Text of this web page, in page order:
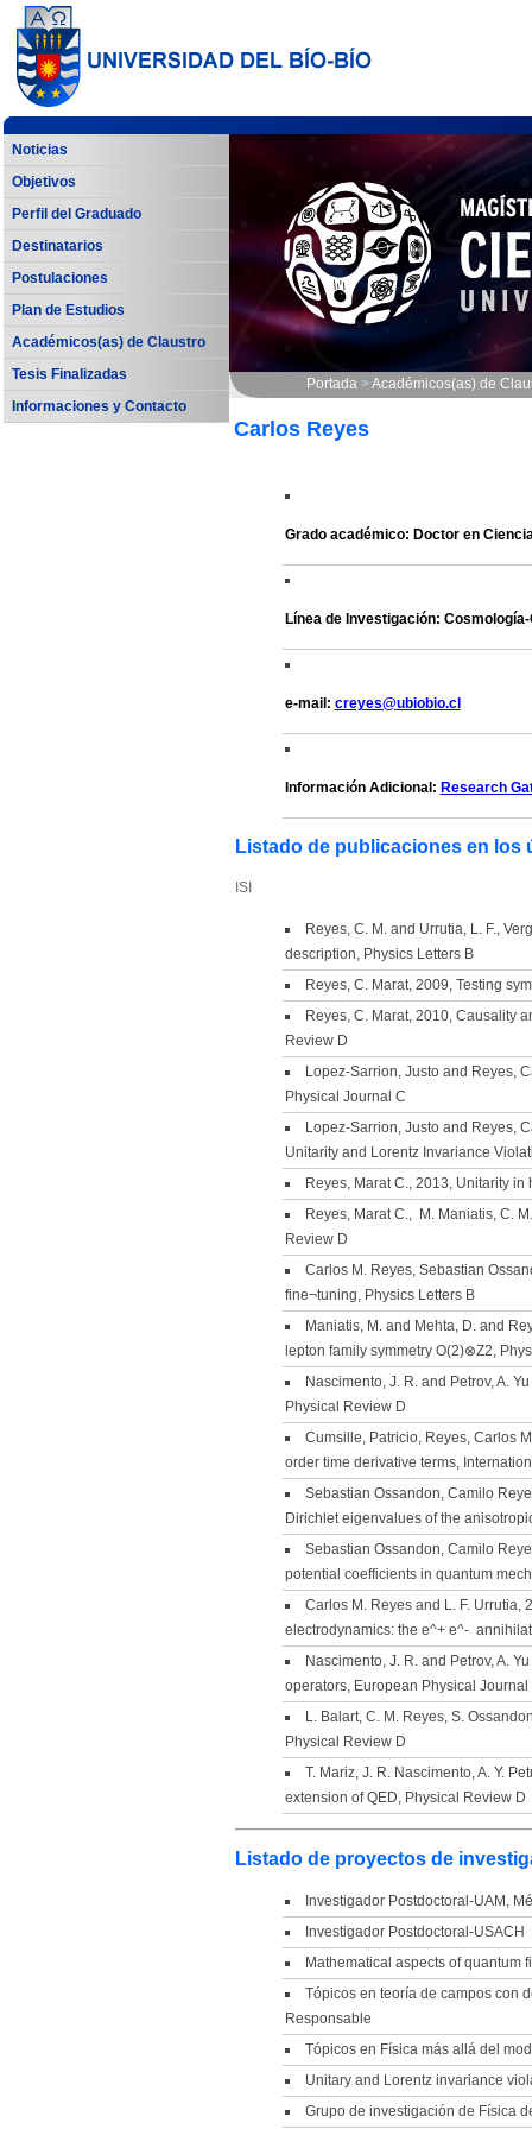
Noticias
Objetivos
Perfil del Graduado
Destinatarios
Postulaciones
Plan de Estudios
Académicos(as) de Claustro
Tesis Finalizadas
Informaciones y Contacto
Portada >Académicos(as) de
Carlos Reyes
Grado académico: Doctor en
Línea de Investigación:
e-mail: creyes@ubiobio.cl
Información Adicional: Research
Listado de publicaciones en los
ISI
Reyes, C. M. and Urrutia, L. F.,
description, Physics Letters B
Reyes, C. Marat, 2009, Testing
Reyes, C. Marat, 2010, Causality
Review D
Lopez-Sarrion, Justo and Reyes,
Physical Journal C
Lopez-Sarrion, Justo and Reyes,
Unitarity and Lorentz Invariance
Reyes, Marat C., 2013, Unitarity
Reyes, Marat C., M. Maniatis, C.
Review D
Carlos M. Reyes, Sebastian
fine¬tuning, Physics Letters B
Maniatis, M. and Mehta, D. and
lepton family symmetry O(2)⊗Z2,
Nascimento, J. R. and Petrov, A.
Physical Review D
Cumsille, Patricio, Reyes, Carlos
order time derivative terms,
Sebastian Ossandon, Camilo
Dirichlet eigenvalues of the
Sebastian Ossandon, Camilo
potential coefficients in quantum
Carlos M. Reyes and L. F. Urrutia,
electrodynamics: the e^+ e^-
Nascimento, J. R. and Petrov, A.
operators, European Physical Journal
L. Balart, C. M. Reyes, S.
Physical Review D
T. Mariz, J. R. Nascimento, A. Y.
extension of QED, Physical Review D
Listado de proyectos de
Investigador Postdoctoral-UAM,
Investigador Postdoctoral-
Mathematical aspects of
Tópicos en teoría de campos con
Responsable
Tópicos en Física más allá del
Unitary and Lorentz invariance
Grupo de investigación de Física